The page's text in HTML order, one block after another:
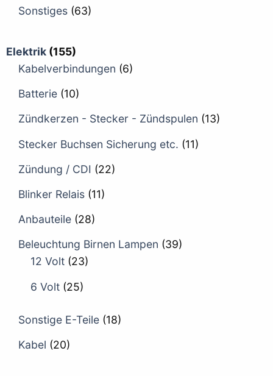
Sonstiges (63)
Elektrik (155)
Kabelverbindungen (6)
Batterie (10)
Zündkerzen - Stecker - Zündspulen (13)
Stecker Buchsen Sicherung etc. (11)
Zündung / CDI (22)
Blinker Relais (11)
Anbauteile (28)
Beleuchtung Birnen Lampen (39)
12 Volt (23)
6 Volt (25)
Sonstige E-Teile (18)
Kabel (20)